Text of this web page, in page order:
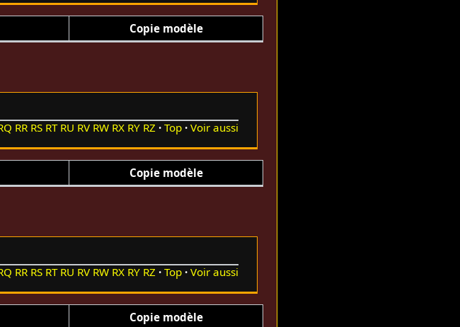
Copie modèle
RR RS RT RU RV RW RX RY RZ Top Voir aussi
Copie modèle
RR RS RT RU RV RW RX RY RZ Top Voir aussi
Copie modèle